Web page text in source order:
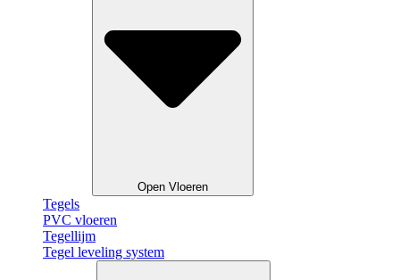
Open Vloeren
Tegels
PVC vloeren
Tegellijm
Tegel leveling system